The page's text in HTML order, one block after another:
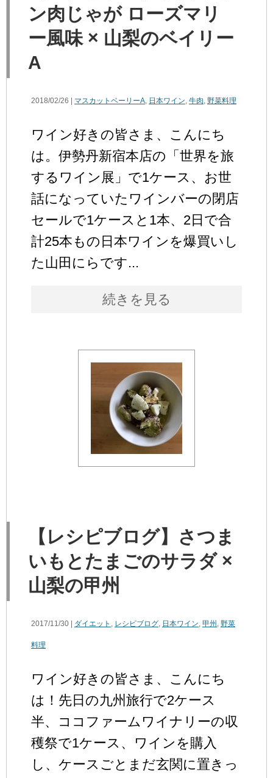
ン肉じゃが ローズマリ
ー風味 × 山梨のベイリー
A
2018/02/26 | マスカットベーリーA, 日本ワイン, 牛肉, 野菜料理
ワイン好きの皆さま、こんにち
は。伊勢丹新宿本店の「世界を旅
するワイン展」で1ケース、お世
話になっていたワインバーの閉店
セールで1ケースと1本、2日で合
計25本もの日本ワインを爆買いし
た山田にらです...
続きを見る
【レシピブログ】さつま
いもとたまごのサラダ ×
山梨の甲州
2017/11/30 | ダイエット , レシピブログ, 日本ワイン, 甲州 , 野菜
料理
ワイン好きの皆さま、こんにち
は！先日の九州旅行で2ケース
半、ココファームワイナリーの収
穫祭で1ケース、ワインを購入
し、ケースごとまだ玄関に置きっ